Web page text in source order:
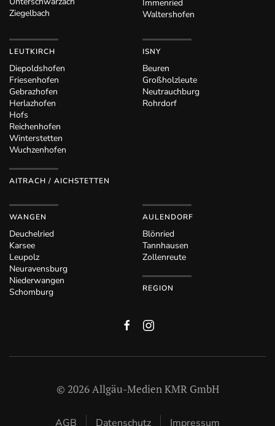
Ziegelbach
Immenried
Waltershofen
LEUTKIRCH
Diepoldshofen
Friesenhofen
Gebrazhofen
Herlazhofen
Hofs
Reichenhofen
Winterstetten
Wuchzenhofen
AITRACH / AICHSTETTEN
ISNY
Beuren
Großholzleute
Neutrauchburg
Rohrdorf
WANGEN
Deuchelried
Karsee
Leupolz
Neuravensburg
Niederwangen
Schomburg
AULENDORF
Blönried
Tannhausen
Zollenreute
REGION
© 2026Allgäu-Medien KMR GmbH
AGB Datenschutz Impressum